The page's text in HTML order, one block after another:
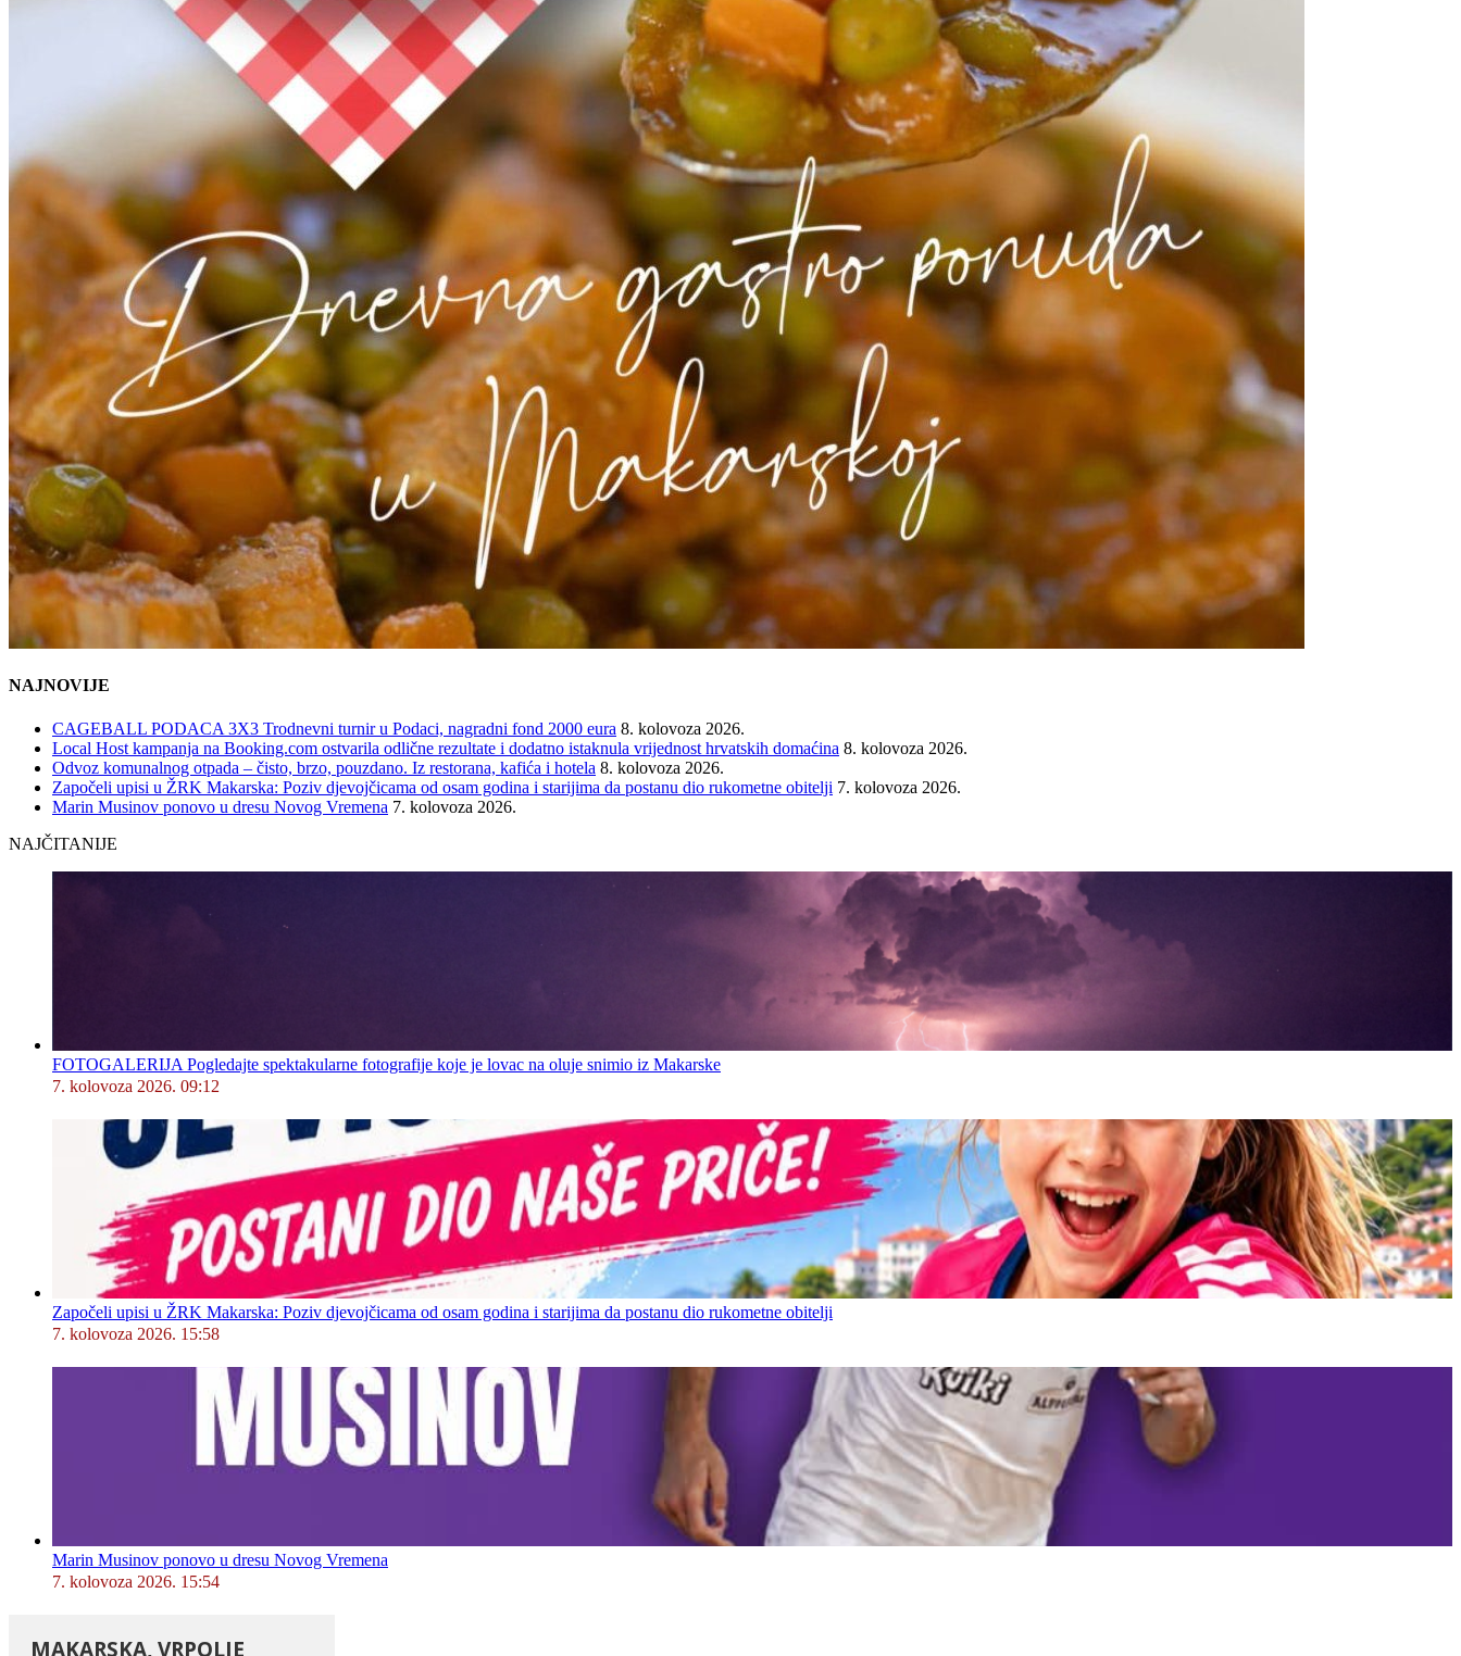
NAJNOVIJE
CAGEBALL PODACA 3X3 Trodnevni turnir u Podaci, nagradni fond 2000 eura 8. kolovoza 2026.
Local Host kampanja na Booking.com ostvarila odlične rezultate i dodatno istaknula vrijednost hrvatskih domaćina 8. kolovoza 2026.
Odvoz komunalnog otpada – čisto, brzo, pouzdano. Iz restorana, kafića i hotela 8. kolovoza 2026.
Započeli upisi u ŽRK Makarska: Poziv djevojčicama od osam godina i starijima da postanu dio rukometne obitelji 7. kolovoza 2026.
Marin Musinov ponovo u dresu Novog Vremena 7. kolovoza 2026.
NAJČITANIJE
FOTOGALERIJA Pogledajte spektakularne fotografije koje je lovac na oluje snimio iz Makarske
7. kolovoza 2026. 09:12
Započeli upisi u ŽRK Makarska: Poziv djevojčicama od osam godina i starijima da postanu dio rukometne obitelji
7. kolovoza 2026. 15:58
Marin Musinov ponovo u dresu Novog Vremena
7. kolovoza 2026. 15:54